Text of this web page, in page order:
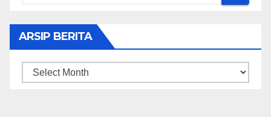
ARSIP BERITA
ARSIP